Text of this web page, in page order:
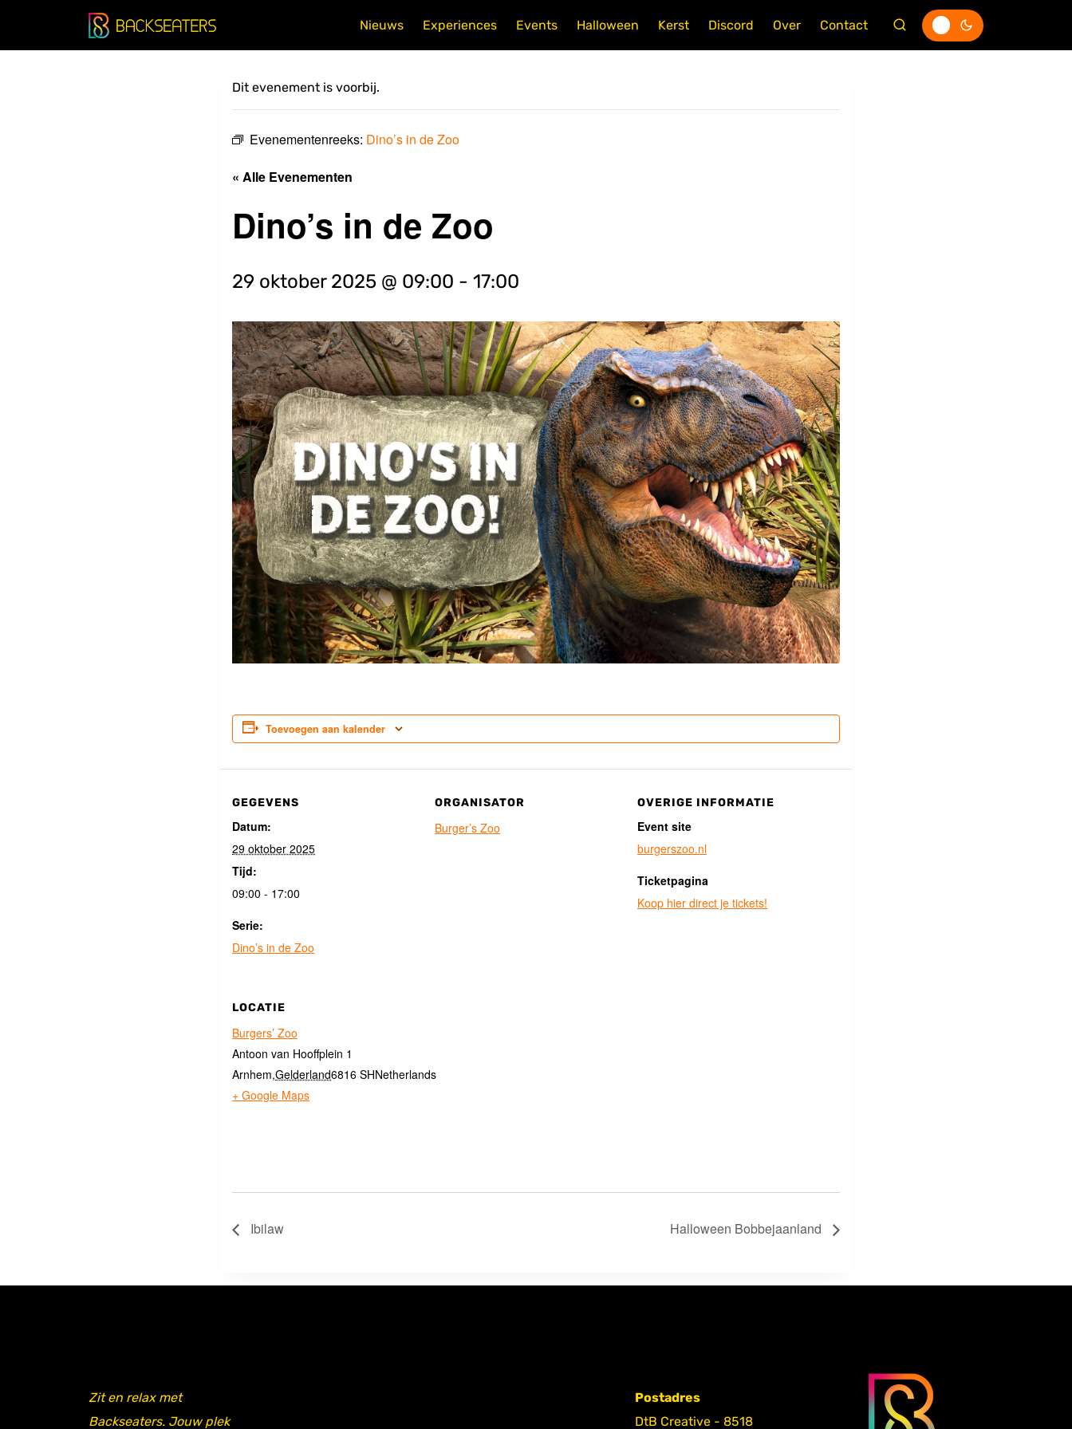
Nieuws Experiences Events Halloween Kerst Discord Over Contact
Dit evenement is voorbij.
Evenementenreeks: Dino’s in de Zoo
« Alle Evenementen
Dino’s in de Zoo
29 oktober 2025 @ 09:00 - 17:00
Toevoegen aan kalender
GEGEVENS
Datum:
29 oktober 2025
Tijd:
09:00 - 17:00
Serie:
Dino’s in de Zoo
ORGANISATOR
Burger’s Zoo
OVERIGE INFORMATIE
Event site
burgerszoo.nl
Ticketpagina
Koop hier direct je tickets!
LOCATIE
Burgers’ Zoo
Antoon van Hooffplein 1
Arnhem,Gelderland6816 SHNetherlands
+ Google Maps
Ibilaw Halloween Bobbejaanland
Zit en relax met
Backseaters. Jouw plek
Postadres
DtB Creative - 8518